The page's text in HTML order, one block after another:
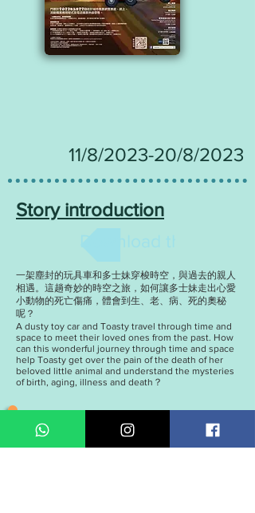
11/8/2023-20/8/2023
Story introduction
Download the
一架塵封的玩具車和多士妹穿梭時空，與過去的親人
相遇。這趟奇妙的時空之旅，如何讓多士妹走出心愛
小動物的死亡傷痛，體會到生、老、病、死的奧秘
呢？
A dusty toy car and Toasty travel through time and
space to meet their loved ones from the past. How
can this wonderful journey through time and space
help Toasty get over the pain of the death of her
beloved little animal and understand the mysteries
of birth, aging, illness and death？
Performance date